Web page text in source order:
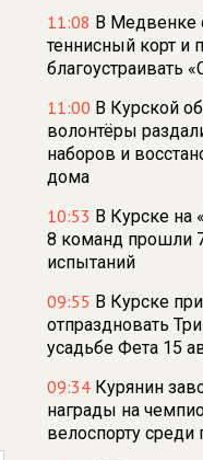
11:08 В Медвенке
теннисный корт и
благоустраивать
11:00 В Курской
волонтёры
наборов и
дома
10:53 В Курске на
8 команд прошли
испытаний
09:55 В Курске
отпраздновать
усадьбе Фета 15
09:34 Курянин
награды на
велоспорту среди